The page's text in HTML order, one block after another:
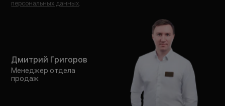
персональных данных.
Дмитрий Григоров
Менеджер отдела
продаж